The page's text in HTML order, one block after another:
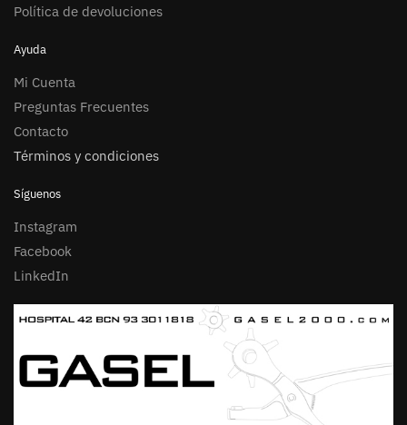
Política de devoluciones
Ayuda
Mi Cuenta
Preguntas Frecuentes
Contacto
Términos y condiciones
Síguenos
Instagram
Facebook
LinkedIn